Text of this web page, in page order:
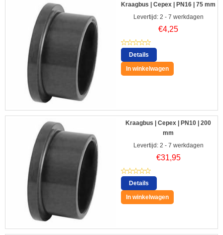
Kraagbus | Cepex | PN16 | 75 mm
Levertijd: 2 - 7 werkdagen
€4,25
Details
In winkelwagen
Kraagbus | Cepex | PN10 | 200
mm
Levertijd: 2 - 7 werkdagen
€31,95
Details
In winkelwagen